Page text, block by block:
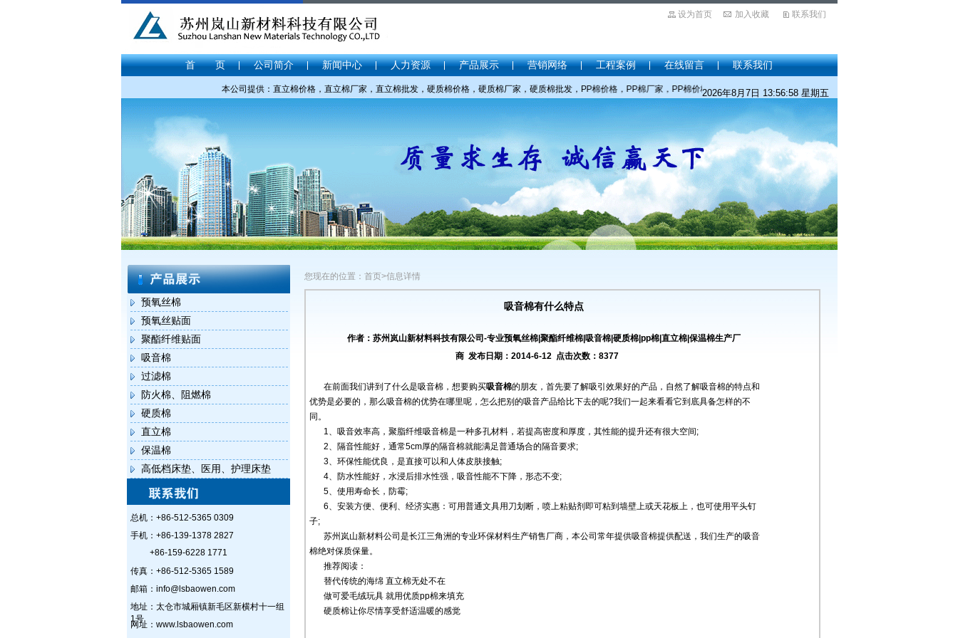
设为首页 加入收藏 联系我们
首 页 公司简介 新闻中心 人力资源 产品展示 营销网络 工程案例 在线留言 联系我们
本公司提供：直立棉价格，直立棉厂家，直立棉批发，硬质棉价格，硬质棉厂家，硬质棉批发，PP棉价格，PP棉厂家，PP棉价格，针刺棉价格，针刺棉厂家，针刺棉批发，保温棉价格，保温棉
2026年8月7日 13:56:59 星期五
预氧丝棉
预氧丝贴面
聚酯纤维贴面
吸音棉
过滤棉
防火棉、阻燃棉
硬质棉
直立棉
保温棉
高低档床垫、医用、护理床垫
总机：+86-512-5365 0309
手机：+86-139-1378 2827
+86-159-6228 1771
传真：+86-512-5365 1589
邮箱：info@lsbaowen.com
地址：太仓市城厢镇新毛区新横村十一组
1号
网址：www.lsbaowen.com
您现在的位置：首页>信息详情
吸音棉有什么特点
作者：苏州岚山新材料科技有限公司-专业预氧丝棉|聚酯纤维棉|吸音棉|硬质棉|pp棉|直立棉|保温棉生产厂
商 发布日期：2014-6-12 点击次数：8377
在前面我们讲到了什么是吸音棉，想要购买吸音棉的朋友，首先要了解吸引效果好的产品，自然了解吸音棉的特点和
优势是必要的，那么吸音棉的优势在哪里呢，怎么把别的吸音产品给比下去的呢?我们一起来看看它到底具备怎样的不
同。
1、吸音效率高，聚脂纤维吸音棉是一种多孔材料，若提高密度和厚度，其性能的提升还有很大空间;
2、隔音性能好，通常5cm厚的隔音棉就能满足普通场合的隔音要求;
3、环保性能优良，是直接可以和人体皮肤接触;
4、防水性能好，水浸后排水性强，吸音性能不下降，形态不变;
5、使用寿命长，防霉;
6、安装方便、便利、经济实惠：可用普通文具用刀划断，喷上粘贴剂即可粘到墙壁上或天花板上，也可使用平头钉
子;
苏州岚山新材料公司是长江三角洲的专业环保材料生产销售厂商，本公司常年提供吸音棉提供配送，我们生产的吸音
棉绝对保质保量。
推荐阅读：
替代传统的海绵 直立棉无处不在
做可爱毛绒玩具 就用优质pp棉来填充
硬质棉让你尽情享受舒适温暖的感觉